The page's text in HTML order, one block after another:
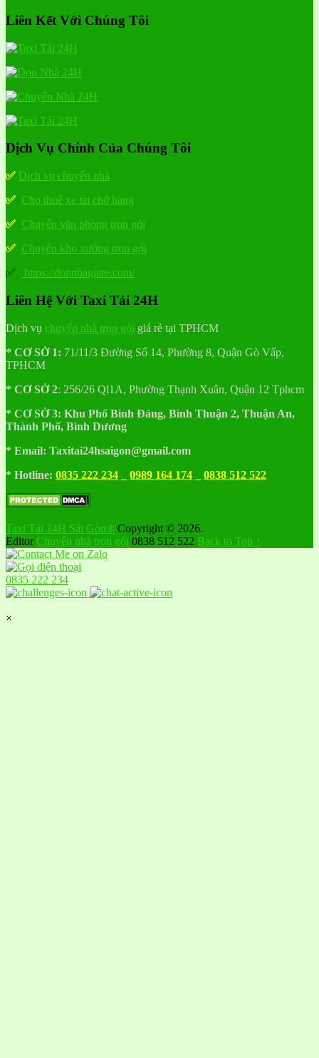
Liên Kết Với Chúng Tôi
Dịch Vụ Chính Của Chúng Tôi
✅ Dịch vụ chuyển nhà
✅ Cho thuê xe tải chở hàng
✅ Chuyển văn phòng trọn gói
✅ Chuyển kho xưởng trọn gói
✅
https://donnhagiare.com/
Liên Hệ Với Taxi Tải 24H
Dịch vụ chuyển nhà trọn gói giá rẻ tại TPHCM
* CƠ SỞ 1: 71/11/3 Đường Số 14, Phường 8, Quận Gò Vấp,
TPHCM
* CƠ SỞ 2: 256/26 Ql1A, Phường Thạnh Xuân, Quận 12 Tphcm
* CƠ SỞ 3: Khu Phố Bình Đáng, Bình Thuận 2, Thuận An,
Thành Phố, Bình Dương
* Email: Taxitai24hsaigon@gmail.com
* Hotline: 0835 222 234 0989 164 174 0838 512 522
Taxi Tải 24H Sài Gòn® Copyright © 2026.
Editor Chuyển nhà trọn gói 0838 512 522 Back to Top ↑
0835 222 234
×